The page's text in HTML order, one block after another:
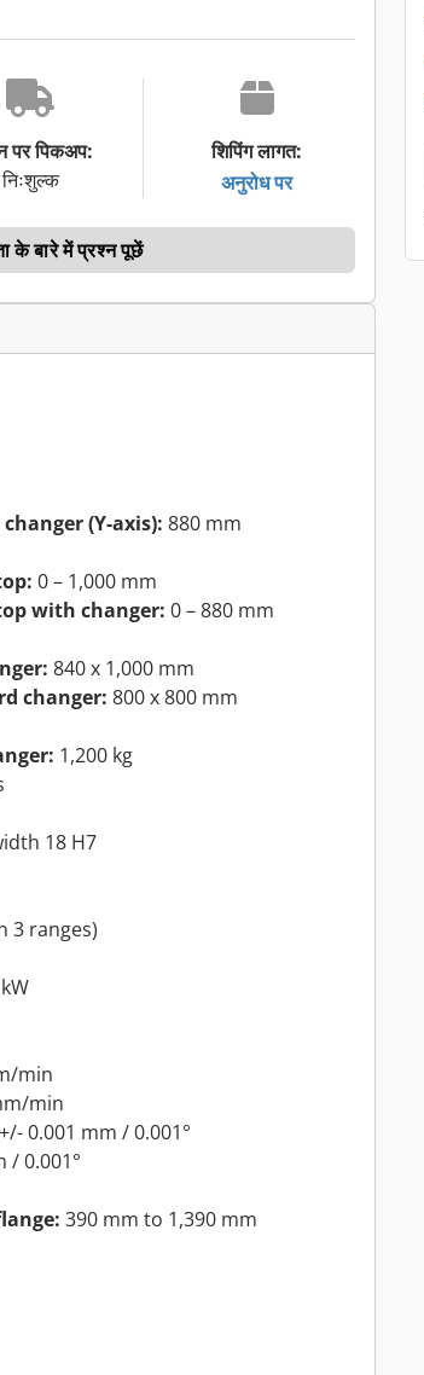
पर पिकअप:
निःशुल्क
शिपिंग लागत:
अनुरोध पर
के बारे में प्रश्न पूछें
(Y-axis): 880 mm
0 – 1,000 mm
with changer: 0 – 880 mm
840 x 1,000 mm
changer: 800 x 800 mm
1,200 kg
18 H7
3 ranges)
min
min
+/- 0.001 mm / 0.001°
/ 0.001°
390 mm to 1,390 mm